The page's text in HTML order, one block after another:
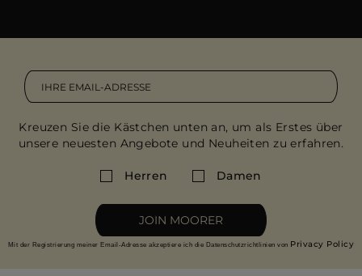
Kreuzen Sie die Kästchen unten an, um als Erstes über
unsere neuesten Angebote und Neuheiten zu erfahren.
Herren Damen
JOIN MOORER
Mit der Registrierung meiner Email-Adresse akzeptiere ich die Datenschutzrichtlinien von Privacy Policy